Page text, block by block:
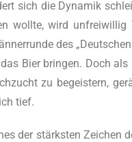
sich die Dyna­mik
woll­te, wird
des
Bier brin­gen. Doch
zu begeis­tern,
tief.
der stärks­ten Zei­chen